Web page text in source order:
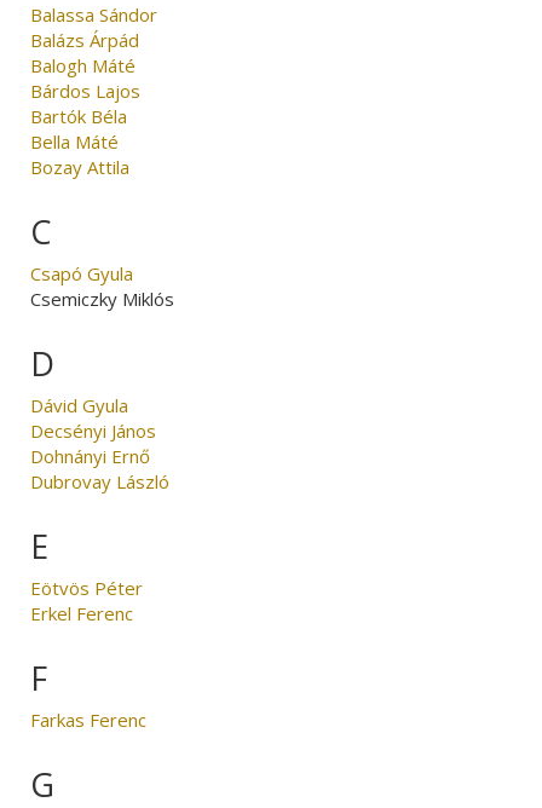
Balassa Sándor
Balázs Árpád
Balogh Máté
Bárdos Lajos
Bartók Béla
Bella Máté
Bozay Attila
C
Csapó Gyula
Csemiczky Miklós
D
Dávid Gyula
Decsényi János
Dohnányi Ernő
Dubrovay László
E
Eötvös Péter
Erkel Ferenc
F
Farkas Ferenc
G